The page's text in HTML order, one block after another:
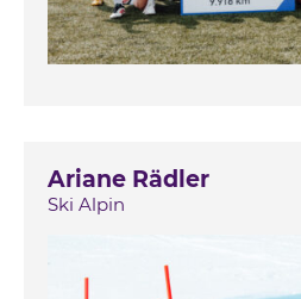
Ariane Rädler
Ski Alpin